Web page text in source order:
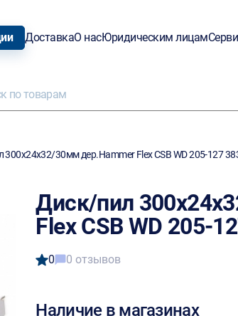
ДоставкаО насЮридическим лицам
300х24х32/30мм дер.Hammer Flex CSB WD 205-127
Диск/пил
Flex CSB WD 205-
0 0 отзывов
Наличие в магазинах